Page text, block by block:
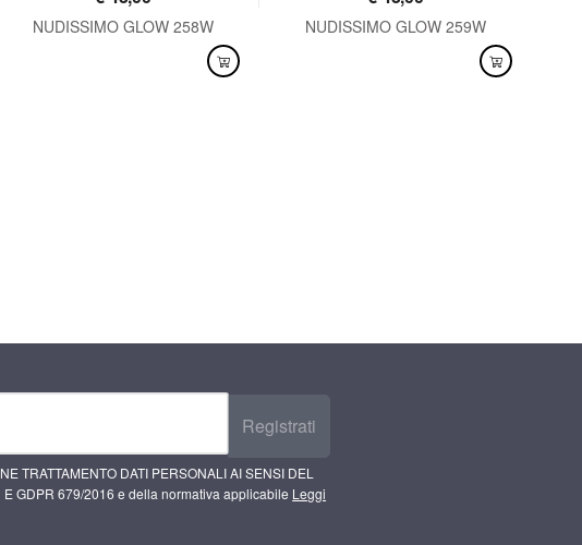
NUDISSIMO GLOW 258W
NUDISSIMO GLOW 259W
Registrati
TRATTAMENTO DATI PERSONALI AI SENSI DEL
E GDPR 679/2016 e della normativa applicabile Leggi